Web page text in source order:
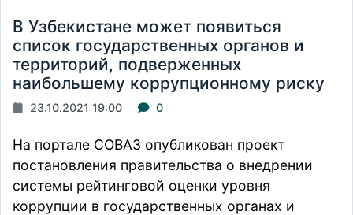
В Узбекистане может появиться
список государственных органов и
территорий, подверженных
наибольшему коррупционному риску
23.10.2021 19:00 0
На портале СОВАЗ опубликован проект
постановления правительства о внедрении
системы рейтинговой оценки уровня
коррупции в государственных органах и